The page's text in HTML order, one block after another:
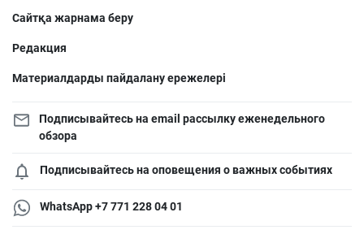
Сайтқа жарнама беру
Редакция
Материалдарды пайдалану ережелері
Подписывайтесь на email рассылку еженедельного
обзора
Подписывайтесь на оповещения о важных событиях
WhatsApp +7 771 228 04 01